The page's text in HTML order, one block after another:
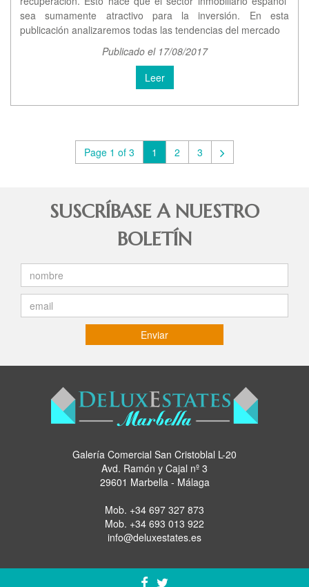
sea sumamente atractivo para la inversión. En esta
publicación analizaremos todas las tendencias del mercado
Publicado el 17/08/2017
Leer
Page 1 of 3 1 2 3
SUSCRÍBASE A NUESTRO
BOLETÍN
Enviar
Galería Comercial San Cristoblal L-20
Avd. Ramón y Cajal nº 3
29601 Marbella - Málaga
Mob. +34 697 327 873
Mob. +34 693 013 922
info@deluxestates.es